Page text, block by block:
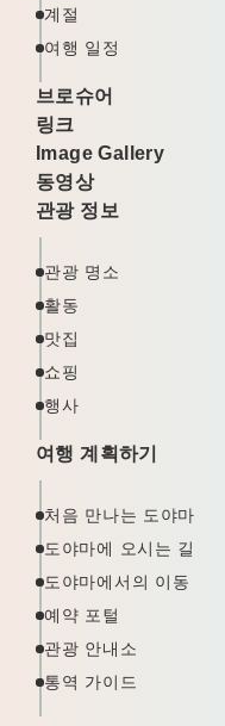
계절
여행 일정
브로슈어
링크
Image Gallery
동영상
관광 정보
관광 명소
활동
맛집
쇼핑
행사
여행 계획하기
처음 만나는 도야마
도야마에 오시는 길
도야마에서의 이동
예약 포털
관광 안내소
통역 가이드